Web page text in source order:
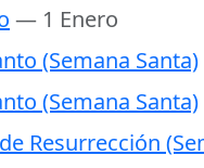
— 1 Enero
(Semana Santa)
(Semana Santa)
Resurrección